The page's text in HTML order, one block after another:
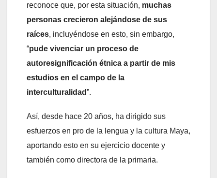
reconoce que, por esta situación, muchas
personas crecieron alejándose de sus
raíces, incluyéndose en esto, sin embargo,
“pude vivenciar un proceso de
autoresignificación étnica a partir de mis
estudios en el campo de la
interculturalidad”.
Así, desde hace 20 años, ha dirigido sus
esfuerzos en pro de la lengua y la cultura Maya,
aportando esto en su ejercicio docente y
también como directora de la primaria.